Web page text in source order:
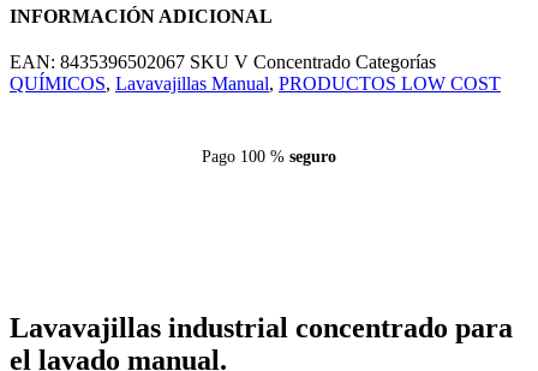
INFORMACIÓN ADICIONAL
EAN: 8435396502067 SKU V Concentrado Categorías
QUÍMICOS, Lavavajillas Manual, PRODUCTOS LOW COST
Pago 100 % seguro
Lavavajillas industrial concentrado para
el lavado manual.